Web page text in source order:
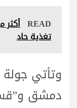
READ
تغذية حاد
وتأتي جولة
دمشق